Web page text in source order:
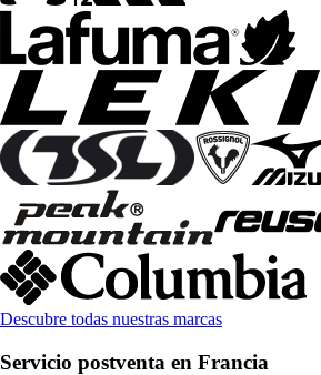
Descubre todas nuestras marcas
Servicio postventa en Francia